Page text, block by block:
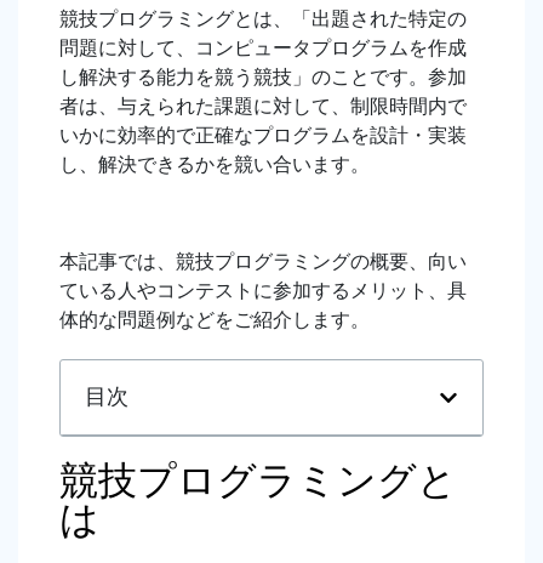
競技プログラミングとは、「出題された特定の
問題に対して、コンピュータプログラムを作成
し解決する能力を競う競技」のことです。参加
者は、与えられた課題に対して、制限時間内で
いかに効率的で正確なプログラムを設計・実装
し、解決できるかを競い合います。
本記事では、競技プログラミングの概要、向い
ている人やコンテストに参加するメリット、具
体的な問題例などをご紹介します。
目次
競技プログラミングと
は